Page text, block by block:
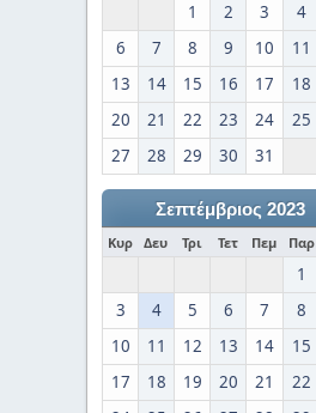
1 2 3 4
6
7 8 9 10 11
13
14 15 16 17 18
20
21 22 23 24 25
27
28 29 30 31
Σεπτέμβριος 2023
Κυρ Δευ Τρι Τετ Πεμ Παρ
1
3
4 5 6 7 8
10
11 12 13 14 15
17
18 19 20 21 22